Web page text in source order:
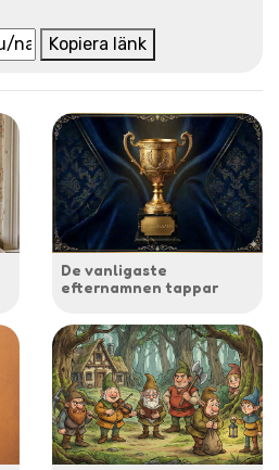
Kopiera länk
De vanligaste
efternamnen tappar